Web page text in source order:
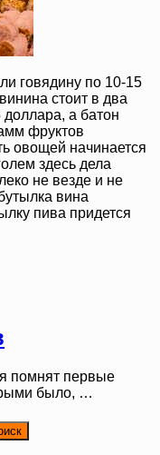
говядину по 10-15
стоит в два
доллара, а батон
фруктов
овощей начинается
здесь дела
не везде и не
вина
пива придется
помнят первые
было, …